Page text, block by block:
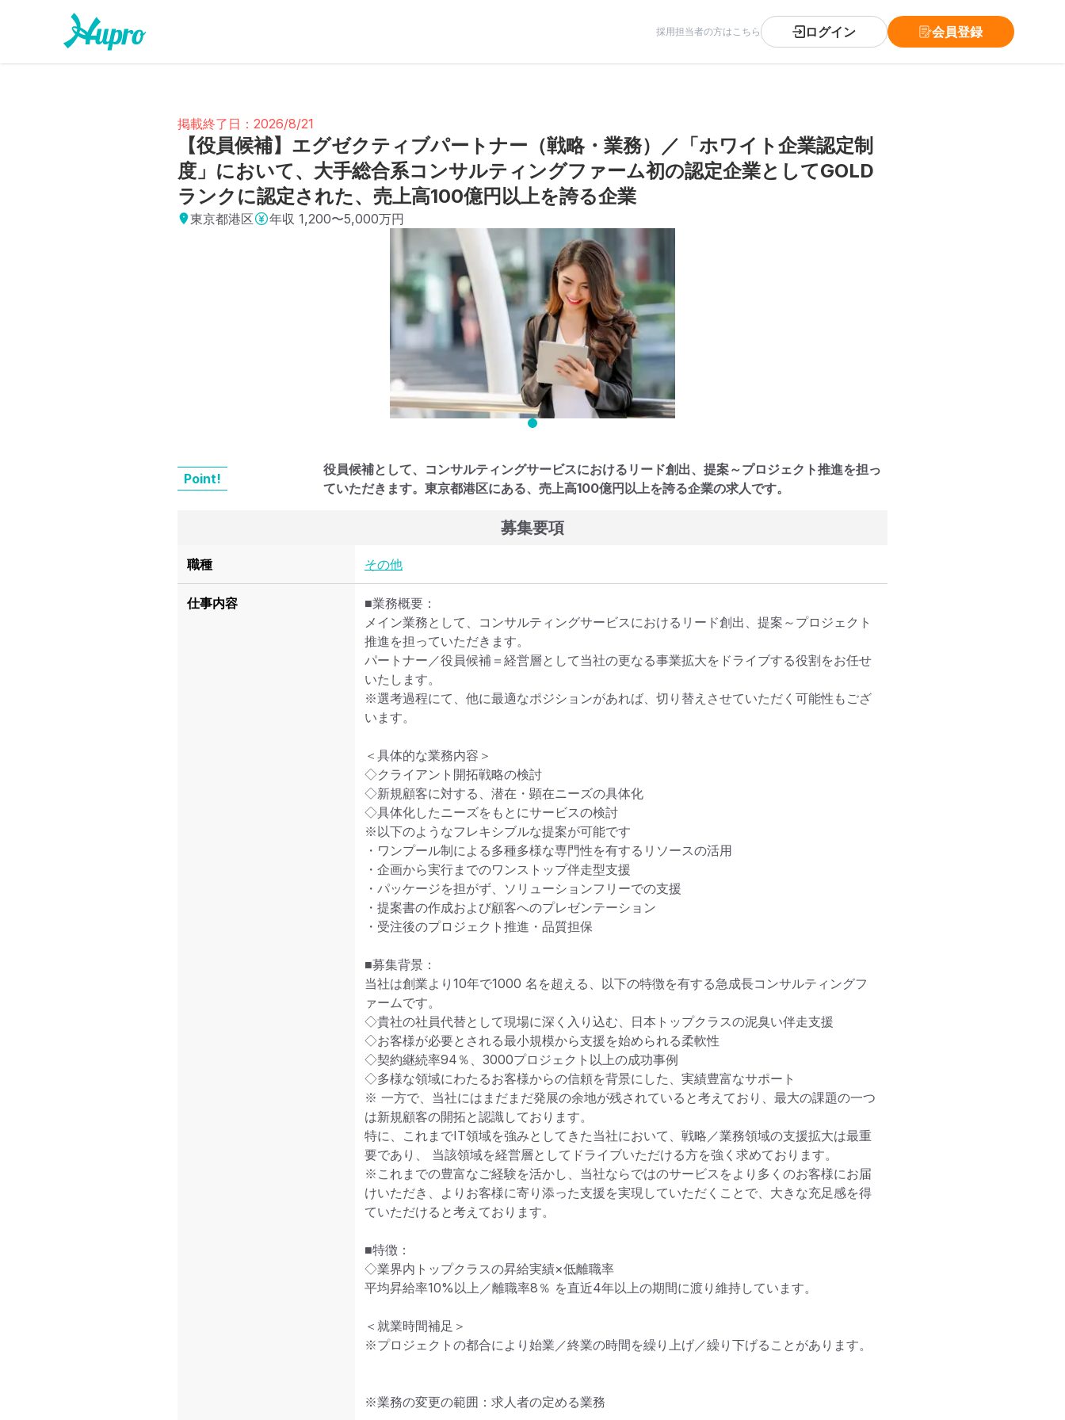
採用担当者の方はこちら ログイン 会員登録
掲載終了日：2026/8/21
【役員候補】エグゼクティブパートナー（戦略・業務）／「ホワイト企業認定制
度」において、大手総合系コンサルティングファーム初の認定企業としてGOLD
ランクに認定された、売上高100億円以上を誇る企業
東京都港区 年収 1,200〜5,000万円
Point!
役員候補として、コンサルティングサービスにおけるリード創出、提案～プロジェクト推進を担っ
ていただきます。東京都港区にある、売上高100億円以上を誇る企業の求人です。
募集要項
職種 その他
仕事内容
■業務概要：
メイン業務として、コンサルティングサービスにおけるリード創出、提案～プロジェクト
推進を担っていただきます。
パートナー／役員候補＝経営層として当社の更なる事業拡大をドライブする役割をお任せ
いたします。
※選考過程にて、他に最適なポジションがあれば、切り替えさせていただく可能性もござ
います。
＜具体的な業務内容＞
◇クライアント開拓戦略の検討
◇新規顧客に対する、潜在・顕在ニーズの具体化
◇具体化したニーズをもとにサービスの検討
※以下のようなフレキシブルな提案が可能です
・ワンプール制による多種多様な専門性を有するリソースの活用
・企画から実行までのワンストップ伴走型支援
・パッケージを担がず、ソリューションフリーでの支援
・提案書の作成および顧客へのプレゼンテーション
・受注後のプロジェクト推進・品質担保
■募集背景：
当社は創業より10年で1000 名を超える、以下の特徴を有する急成長コンサルティングフ
ァームです。
◇貴社の社員代替として現場に深く入り込む、日本トップクラスの泥臭い伴走支援
◇お客様が必要とされる最小規模から支援を始められる柔軟性
◇契約継続率94％、3000プロジェクト以上の成功事例
◇多様な領域にわたるお客様からの信頼を背景にした、実績豊富なサポート
※ 一方で、当社にはまだまだ発展の余地が残されていると考えており、最大の課題の一つ
は新規顧客の開拓と認識しております。
特に、これまでIT領域を強みとしてきた当社において、戦略／業務領域の支援拡大は最重
要であり、 当該領域を経営層としてドライブいただける方を強く求めております。
※これまでの豊富なご経験を活かし、当社ならではのサービスをより多くのお客様にお届
けいただき、よりお客様に寄り添った支援を実現していただくことで、大きな充足感を得
ていただけると考えております。
■特徴：
◇業界内トップクラスの昇給実績×低離職率
平均昇給率10%以上／離職率8％ を直近4年以上の期間に渡り維持しています。
＜就業時間補足＞
※プロジェクトの都合により始業／終業の時間を繰り上げ／繰り下げることがあります。
※業務の変更の範囲：求人者の定める業務